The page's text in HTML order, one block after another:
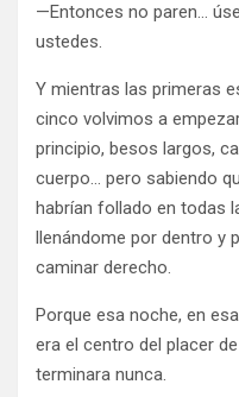
—Entonces no paren…
ustedes.
Y mientras las primeras
cinco volvimos a
principio, besos largos,
cuerpo… pero sabiendo
habrían follado en todas
llenándome por dentro y
caminar derecho.
Porque esa noche, en
era el centro del placer
terminara nunca.